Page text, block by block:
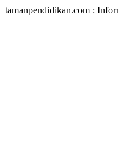
tamanpendidikan.com :